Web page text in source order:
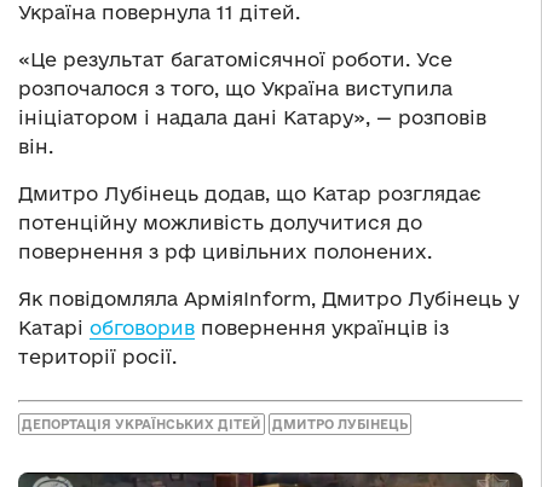
Україна повернула 11 дітей.
«Це результат багатомісячної роботи. Усе
розпочалося з того, що Україна виступила
ініціатором і надала дані Катару», — розповів
він.
Дмитро Лубінець додав, що Катар розглядає
потенційну можливість долучитися до
повернення з рф цивільних полонених.
Як повідомляла АрміяInform, Дмитро Лубінець у
Катарі обговорив повернення українців із
території росії.
ДЕПОРТАЦІЯ УКРАЇНСЬКИХ ДІТЕЙ ДМИТРО ЛУБІНЕЦЬ